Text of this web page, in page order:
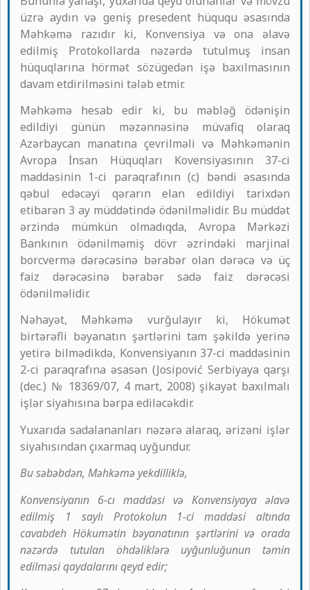
üzrə aydın və geniş presedent hüququ əsasında
Məhkəmə razıdır ki, Konvensiya və ona əlavə
edilmiş Protokollarda nəzərdə tutulmuş insan
hüquqlarına hörmət sözügedən işə baxılmasının
davam etdirilməsini tələb etmir.
Məhkəmə hesab edir ki, bu məbləğ ödənişin
edildiyi günün məzənnəsinə müvafiq olaraq
Azərbaycan manatına çevrilməli və Məhkəmənin
Avropa İnsan Hüquqları Kovensiyasının 37-ci
maddəsinin 1-ci paraqrafının (c) bəndi əsasında
qəbul edəcəyi qərarın elan edildiyi tarixdən
etibarən 3 ay müddətində ödənilməlidir. Bu müddət
ərzində mümkün olmadıqda, Avropa Mərkəzi
Bankının ödənilməmiş dövr əzrindəki marjinal
borcvermə dərəcəsinə bərabər olan dərəcə və üç
faiz dərəcəsinə bərabər sadə faiz dərəcəsi
ödənilməlidir.
Nəhayət, Məhkəmə vurğulayır ki, Hökumət
birtərəfli bəyanatın şərtlərini tam şəkildə yerinə
yetirə bilmədikdə, Konvensiyanın 37-ci maddəsinin
2-ci paraqrafına əsasən (Josipović Serbiyaya qarşı
(dec.) № 18369/07, 4 mart, 2008) şikayət baxılmalı
işlər siyahısına bərpa ediləcəkdir.
Yuxarıda sadalananları nəzərə alaraq, ərizəni işlər
siyahısından çıxarmaq uyğundur.
Bu səbəbdən, Məhkəmə yekdilliklə,
Konvensiyanın 6-cı maddəsi və Konvensiyaya əlavə
edilmiş 1 saylı Protokolun 1-ci maddəsi altında
cavabdeh Hökumətin bəyanatının şərtlərini və orada
nəzərdə tutulan öhdəliklərə uyğunluğunun təmin
edilməsi qaydalarını qeyd edir;